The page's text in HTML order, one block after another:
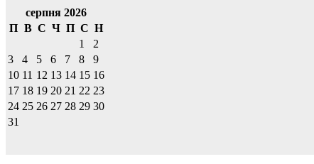
серпня 2026
П В С Ч П С Н
1
2
3
4 5 6 7 8
9
10 11 12 13 14 15 16
17 18 19 20 21 22 23
24 25 26 27 28 29 30
31